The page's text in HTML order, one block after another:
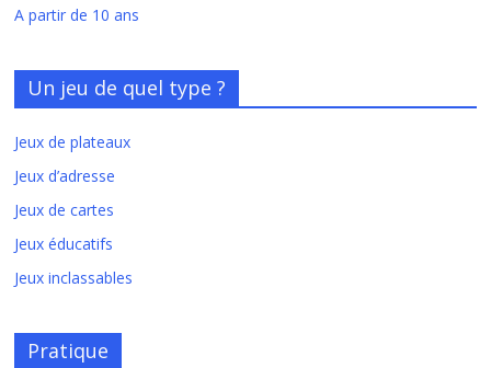
A partir de 10 ans
Un jeu de quel type ?
Jeux de plateaux
Jeux d’adresse
Jeux de cartes
Jeux éducatifs
Jeux inclassables
Pratique